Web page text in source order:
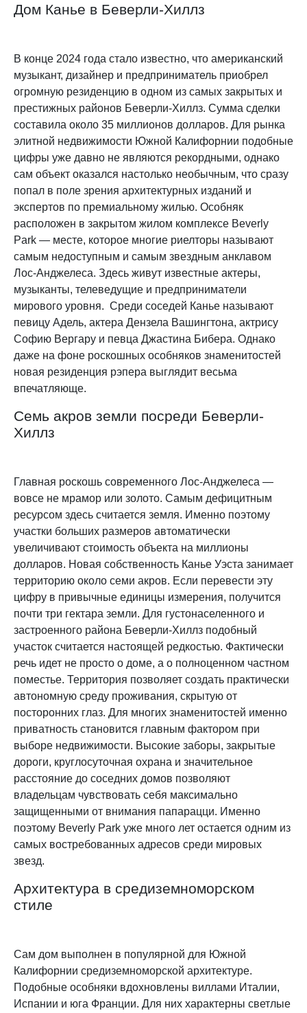
Дом Канье в Беверли-Хиллз
В конце 2024 года стало известно, что американский
музыкант, дизайнер и предприниматель приобрел
огромную резиденцию в одном из самых закрытых и
престижных районов Беверли-Хиллз. Сумма сделки
составила около 35 миллионов долларов. Для рынка
элитной недвижимости Южной Калифорнии подобные
цифры уже давно не являются рекордными, однако
сам объект оказался настолько необычным, что сразу
попал в поле зрения архитектурных изданий и
экспертов по премиальному жилью. Особняк
расположен в закрытом жилом комплексе Beverly
Park — месте, которое многие риелторы называют
самым недоступным и самым звездным анклавом
Лос-Анджелеса. Здесь живут известные актеры,
музыканты, телеведущие и предприниматели
мирового уровня. Среди соседей Канье называют
певицу Адель, актера Дензела Вашингтона, актрису
Софию Вергару и певца Джастина Бибера. Однако
даже на фоне роскошных особняков знаменитостей
новая резиденция рэпера выглядит весьма
впечатляюще.
Семь акров земли посреди Беверли-
Хиллз
Главная роскошь современного Лос-Анджелеса —
вовсе не мрамор или золото. Самым дефицитным
ресурсом здесь считается земля. Именно поэтому
участки больших размеров автоматически
увеличивают стоимость объекта на миллионы
долларов. Новая собственность Канье Уэста занимает
территорию около семи акров. Если перевести эту
цифру в привычные единицы измерения, получится
почти три гектара земли. Для густонаселенного и
застроенного района Беверли-Хиллз подобный
участок считается настоящей редкостью. Фактически
речь идет не просто о доме, а о полноценном частном
поместье. Территория позволяет создать практически
автономную среду проживания, скрытую от
посторонних глаз. Для многих знаменитостей именно
приватность становится главным фактором при
выборе недвижимости. Высокие заборы, закрытые
дороги, круглосуточная охрана и значительное
расстояние до соседних домов позволяют
владельцам чувствовать себя максимально
защищенными от внимания папарацци. Именно
поэтому Beverly Park уже много лет остается одним из
самых востребованных адресов среди мировых
звезд.
Архитектура в средиземноморском
стиле
Сам дом выполнен в популярной для Южной
Калифорнии средиземноморской архитектуре.
Подобные особняки вдохновлены виллами Италии,
Испании и юга Франции. Для них характерны светлые